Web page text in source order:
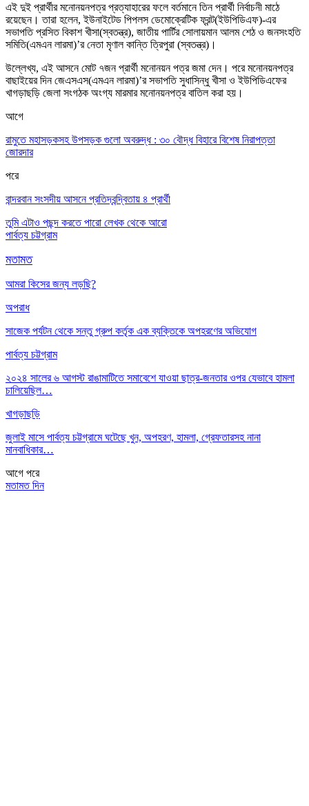
এই দুই প্রার্থীর মনোনয়নপত্র প্রত্যাহারের ফলে বর্তমানে তিন প্রার্থী নির্বাচনী মাঠে
রয়েছেন। তারা হলেন, ইউনাইটেড পিপলস ডেমোক্রেটিক ফ্রন্ট(ইউপিডিএফ)-এর
সভাপতি প্রসিত বিকাশ খীসা(স্বতন্ত্র), জাতীয় পার্টির সোলায়মান আলম শেঠ ও জনসংহতি
সমিতি(এমএন লারমা)’র নেতা মৃণাল কান্তি ত্রিপুরা (স্বতন্ত্র)।
উল্লেখ্য, এই আসনে মোট ৭জন প্রার্থী মনোনয়ন পত্র জমা দেন। পরে মনোনয়নপত্র
বাছাইয়ের দিন জেএসএস(এমএন লারমা)’র সভাপতি সুধাসিন্ধু খীসা ও ইউপিডিএফের
খাগড়াছড়ি জেলা সংগঠক অংগ্য মারমার মনোনয়নপত্র বাতিল করা হয়।
আগে
রামুতে মহাসড়কসহ উপসড়ক গুলো অবরুদ্ধ : ৩০ বৌদ্ধ বিহারে বিশেষ নিরাপত্তা
জোরদার
পরে
বান্দরবান সংসদীয় আসনে প্রতিদ্বন্দ্বিতায় ৪ প্রার্থী
তুমি এটাও পছন্দ করতে পারো লেখক থেকে আরো
পার্বত্য চট্টগ্রাম
মতামত
আমরা কিসের জন্য লড়ছি?
অপরাধ
সাজেক পর্যটন থেকে সন্তু গ্রুপ কর্তৃক এক ব্যক্তিকে অপহরণের অভিযোগ
পার্বত্য চট্টগ্রাম
২০২৪ সালের ৬ আগস্ট রাঙামাটিতে সমাবেশে যাওয়া ছাত্র-জনতার ওপর যেভাবে হামলা
চালিয়েছিল…
খাগড়াছড়ি
জুলাই মাসে পার্বত্য চট্টগ্রামে ঘটেছে খুন, অপহরণ, হামলা, গ্রেফতারসহ নানা
মানবাধিকার…
আগে পরে
মতামত দিন